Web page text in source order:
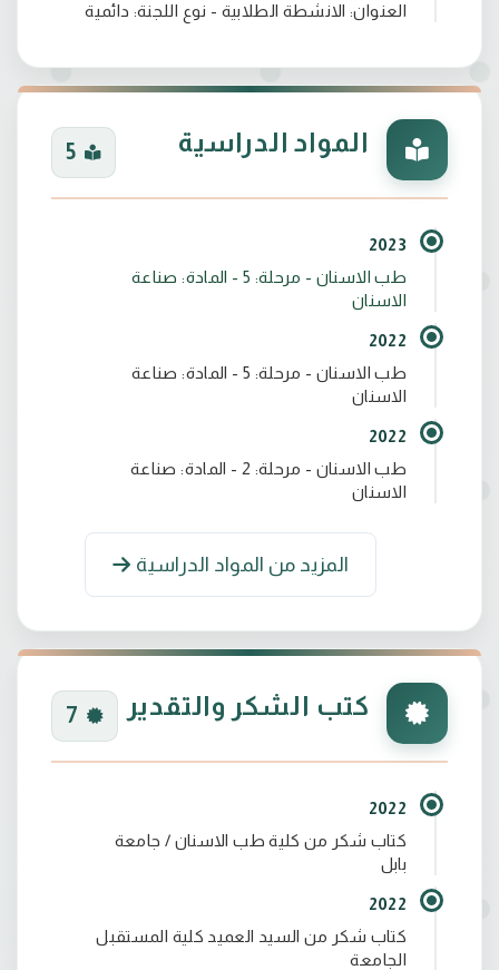
العنوان: الانشطة الطلابية - نوع اللجنة: دائمية
المواد الدراسية 5
2023
طب الاسنان - مرحلة: 5 - المادة: صناعة
الاسنان
2022
طب الاسنان - مرحلة: 5 - المادة: صناعة
الاسنان
2022
طب الاسنان - مرحلة: 2 - المادة: صناعة
الاسنان
المزيد من المواد الدراسية
كتب الشكر والتقدير 7
2022
كتاب شكر من كلية طب الاسنان / جامعة
بابل
2022
كتاب شكر من السيد العميد كلية المستقبل
الجامعة